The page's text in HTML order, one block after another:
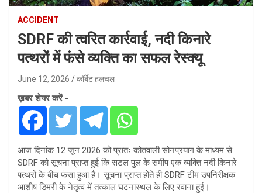
ACCIDENT
SDRF की त्वरित कार्रवाई, नदी किनारे
पत्थरों में फंसे व्यक्ति का सफल रेस्क्यू
June 12, 2026 कॉर्बेट हलचल
ख़बर शेयर करें -
आज दिनांक 12 जून 2026 को प्रातः कोतवाली सोनप्रयाग के माध्यम से
SDRF को सूचना प्राप्त हुई कि सटल पुल के समीप एक व्यक्ति नदी किनारे
पत्थरों के बीच फंसा हुआ है। सूचना प्राप्त होते ही SDRF टीम उपनिरीक्षक
आशीष डिमरी के नेतृत्व में तत्काल घटनास्थल के लिए रवाना हुई।